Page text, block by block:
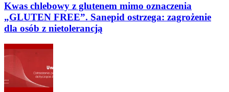
Kwas chlebowy z glutenem mimo oznaczenia
„GLUTEN FREE”. Sanepid ostrzega: zagrożenie
dla osób z nietolerancją